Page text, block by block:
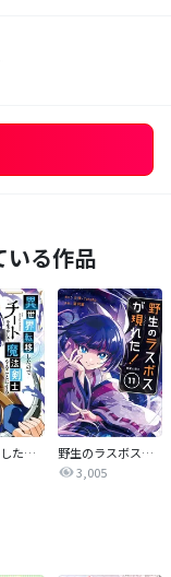
いる作品
異世界転移したのでチートを生かして魔法剣士やることにする
野生のラスボスが現れた！ 黒翼の覇王
3,005